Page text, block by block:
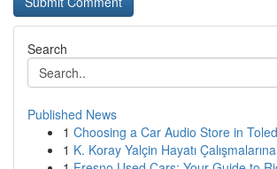
Search
Published News
1 Choosing a Car Audio Store in
1 K. Koray Yalçin Hayatı